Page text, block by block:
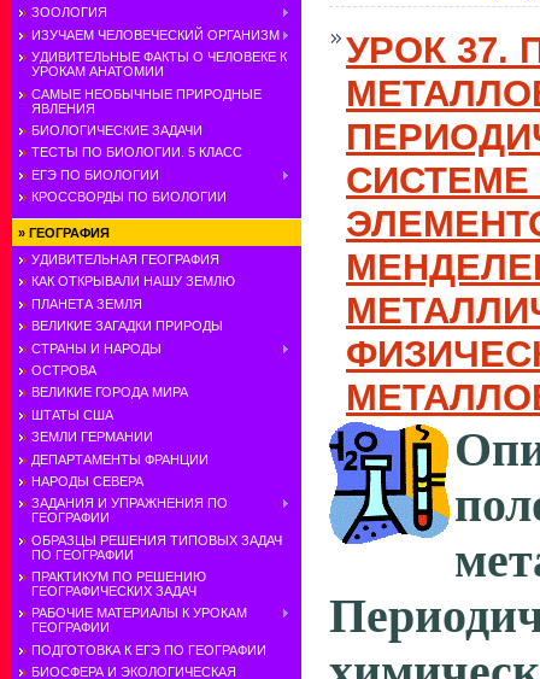
ЗООЛОГИЯ
ИЗУЧАЕМ ЧЕЛОВЕЧЕСКИЙ ОРГАНИЗМ
УДИВИТЕЛЬНЫЕ ФАКТЫ О ЧЕЛОВЕКЕ К
УРОКАМ АНАТОМИИ
САМЫЕ НЕОБЫЧНЫЕ ПРИРОДНЫЕ
ЯВЛЕНИЯ
БИОЛОГИЧЕСКИЕ ЗАДАЧИ
ТЕСТЫ ПО БИОЛОГИИ. 5 КЛАСС
ЕГЭ ПО БИОЛОГИИ
КРОССВОРДЫ ПО БИОЛОГИИ
» ГЕОГРАФИЯ
УДИВИТЕЛЬНАЯ ГЕОГРАФИЯ
КАК ОТКРЫВАЛИ НАШУ ЗЕМЛЮ
ПЛАНЕТА ЗЕМЛЯ
ВЕЛИКИЕ ЗАГАДКИ ПРИРОДЫ
СТРАНЫ И НАРОДЫ
ОСТРОВА
ВЕЛИКИЕ ГОРОДА МИРА
ШТАТЫ США
ЗЕМЛИ ГЕРМАНИИ
ДЕПАРТАМЕНТЫ ФРАНЦИИ
НАРОДЫ СЕВЕРА
ЗАДАНИЯ И УПРАЖНЕНИЯ ПО
ГЕОГРАФИИ
ОБРАЗЦЫ РЕШЕНИЯ ТИПОВЫХ ЗАДАЧ
ПО ГЕОГРАФИИ
ПРАКТИКУМ ПО РЕШЕНИЮ
ГЕОГРАФИЧЕСКИХ ЗАДАЧ
РАБОЧИЕ МАТЕРИАЛЫ К УРОКАМ
ГЕОГРАФИИ
ПОДГОТОВКА К ЕГЭ ПО ГЕОГРАФИИ
БИОСФЕРА И ЭКОЛОГИЧЕСКАЯ
УРОК 37.